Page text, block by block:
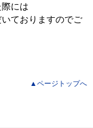
には
ておりますのでご
▲ページトップへ